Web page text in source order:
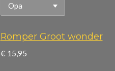
Romper Groot wonder
€ 15,95